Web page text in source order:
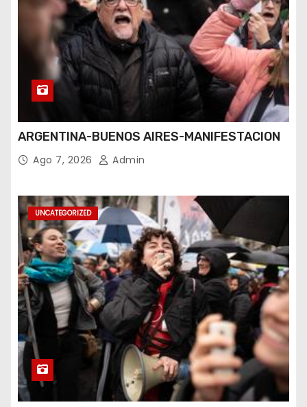
ARGENTINA-BUENOS AIRES-MANIFESTACION
Ago 7, 2026 Admin
UNCATEGORIZED